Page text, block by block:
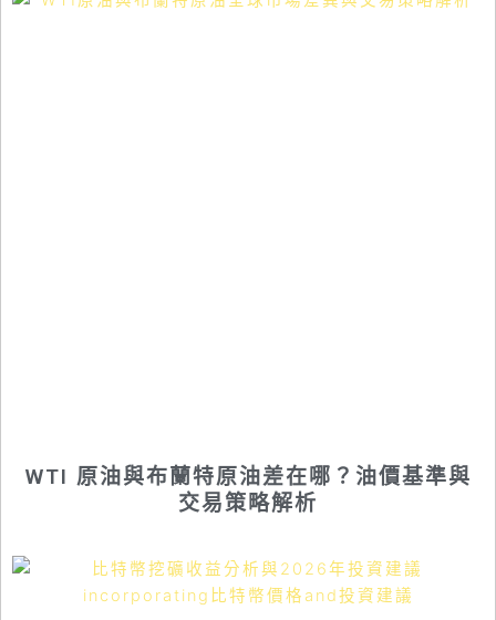
WTI 原油與布蘭特原油差在哪？油價基準與
交易策略解析